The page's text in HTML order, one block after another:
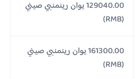
129040.00 يوان رينمنبي صيني
(RMB)
161300.00 يوان رينمنبي صيني
(RMB)